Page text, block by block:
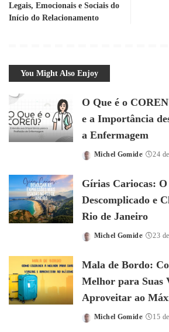
Legais, Emocionais e Sociais do
Início do Relacionamento
You Might Also Enjoy
O Que é o
e a Importância
a Enfermagem
Posted
Michel Gomide 24
Gírias Cariocas:
Descomplicado e
Rio de Janeiro
Posted
Michel Gomide 23
Mala de Bordo:
Melhor para Suas
Aproveitar ao
Posted
Michel Gomide 15